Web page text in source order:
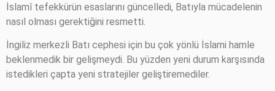
İslamî tefekkürün esaslarını güncelledi, Batıyla mücadelenin
nasıl olması gerektiğini resmetti.
İngiliz merkezli Batı cephesi için bu çok yönlü İslami hamle
beklenmedik bir gelişmeydi. Bu yüzden yeni durum karşısında
istedikleri çapta yeni stratejiler geliştiremediler.